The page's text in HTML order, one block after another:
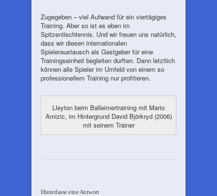
Zugegeben – viel Aufwand für ein viertägiges
Training. Aber so ist es eben im
Spitzentischtennis. Und wir freuen uns natürlich,
dass wir diesen internationalen
Spieleraustausch als Gastgeber für eine
Trainingseinheit begleiten durften. Dann letztlich
können alle Spieler im Umfeld von einem so
professionellem Training nur profitieren.
Lleyton beim Balleimertraining mit Mario
Amizic, im Hintergrund David Björkryd (2006)
mit seinem Trainer
Hinterlasse eine Antwort